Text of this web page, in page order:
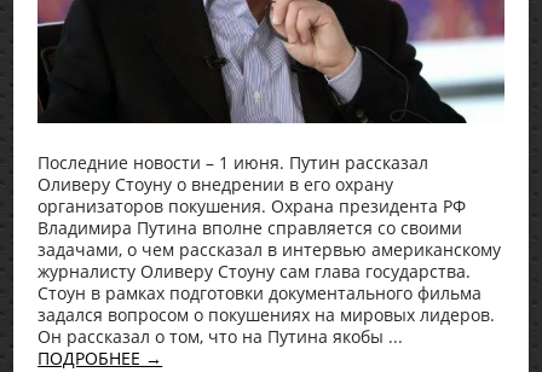
Последние новости – 1 июня. Путин рассказал
Оливеру Стоуну о внедрении в его охрану
организаторов покушения. Охрана президента РФ
Владимира Путина вполне справляется со своими
задачами, о чем рассказал в интервью американскому
журналисту Оливеру Стоуну сам глава государства.
Стоун в рамках подготовки документального фильма
задался вопросом о покушениях на мировых лидеров.
Он рассказал о том, что на Путина якобы ...
ПОДРОБНЕЕ →